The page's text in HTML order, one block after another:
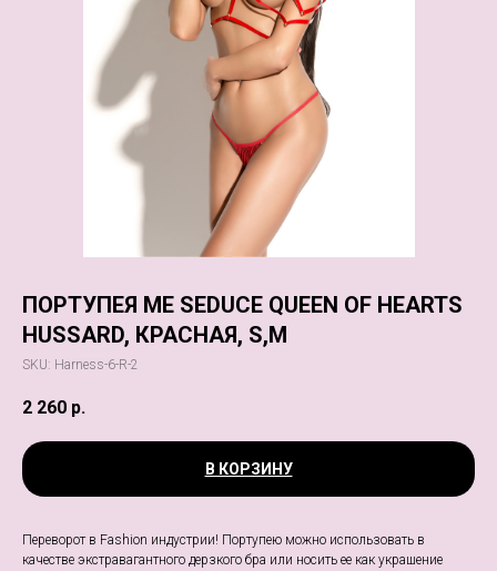
ПОРТУПЕЯ ME SEDUCE QUEEN OF HEARTS
HUSSARD, КРАСНАЯ, S,M
SKU: Harness-6-R-2
2 260 р.
В КОРЗИНУ
Переворот в Fashion индустрии! Портупею можно использовать в
качестве экстравагантного дерзкого бра или носить ее как украшение